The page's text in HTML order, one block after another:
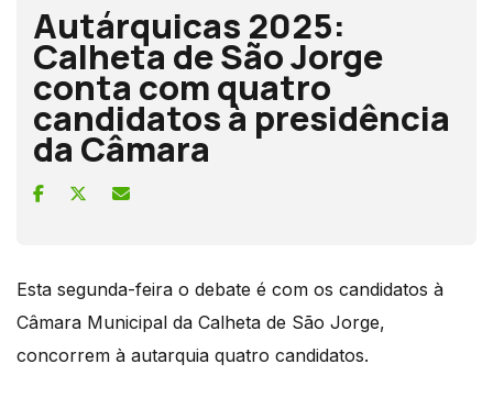
Autárquicas 2025:
Calheta de São Jorge
conta com quatro
candidatos à presidência
da Câmara
Esta segunda-feira o debate é com os candidatos à
Câmara Municipal da Calheta de São Jorge,
concorrem à autarquia quatro candidatos.